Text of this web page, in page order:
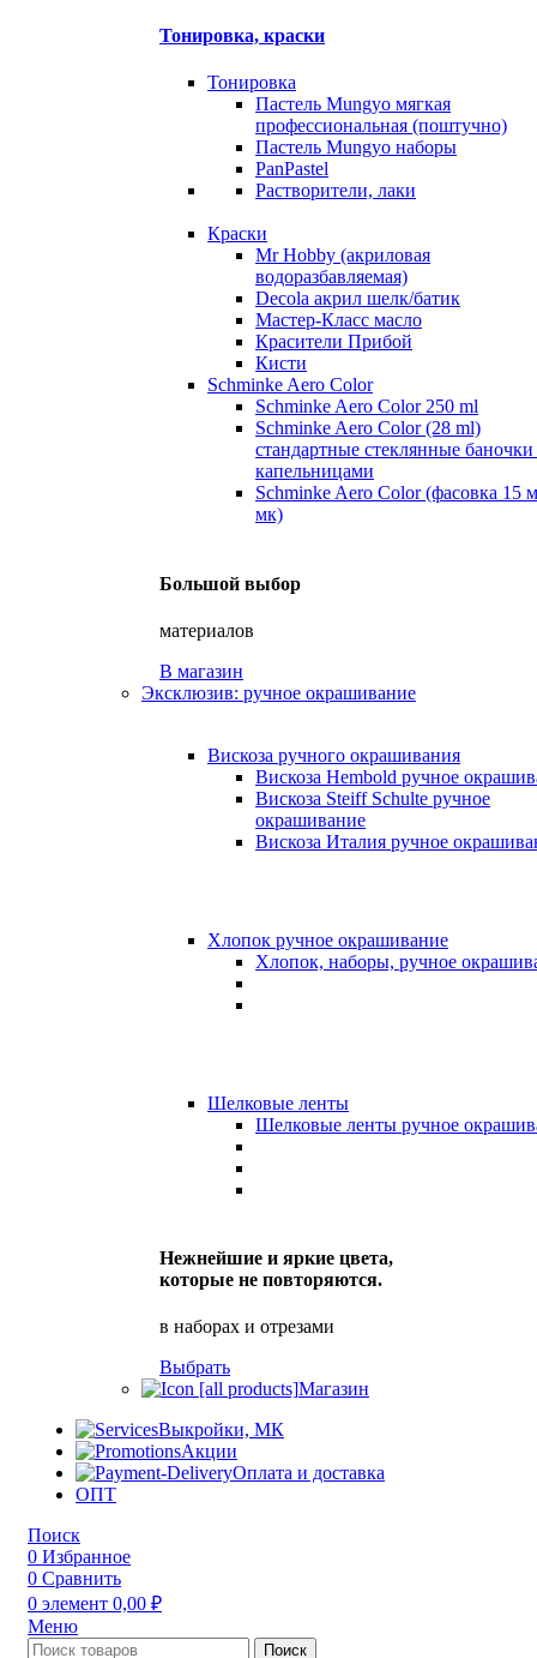
Тонировка, краски
Тонировка
Пастель Mungyo мягкая
профессиональная (поштучно)
Пастель Mungyo наборы
PanPastel
Растворители, лаки
Краски
Mr Hobby (акриловая
водоразбавляемая)
Decola акрил шелк/батик
Мастер-Класс масло
Красители Прибой
Кисти
Schminke Aero Color
Schminke Aero Color 250 ml
Schminke Aero Color (28 ml)
стандартные стеклянные баночки
капельницами
Schminke Aero Color (фасовка 15
мк)
Большой выбор
материалов
В магазин
Эксклюзив: ручное окрашивание
Вискоза ручного окрашивания
Вискоза Hembold ручное
Вискоза Steiff Schulte ручное
окрашивание
Вискоза Италия ручное
Хлопок ручное окрашивание
Хлопок, наборы, ручное
Шелковые ленты
Шелковые ленты ручное
Нежнейшие и яркие цвета,
которые не повторяются.
в наборах и отрезами
Выбрать
Магазин
Выкройки, МК
Акции
Оплата и доставка
ОПТ
Поиск
0 Избранное
0 Сравнить
0 элемент 0,00 ₽
Меню
Поиск